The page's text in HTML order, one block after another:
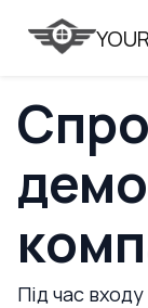
Під час